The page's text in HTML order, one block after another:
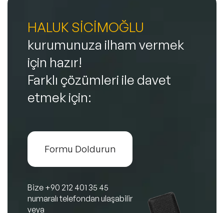
HALUK SİCİMOĞLU
kurumunuza ilham vermek
için hazır!
Farklı çözümleri ile davet
etmek için:
Formu Doldurun
Bize +90 212 401 35 45
numaralı telefondan ulaşabilir
veya